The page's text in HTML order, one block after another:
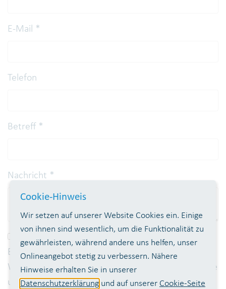
E-Mail *
Telefon
Betreff *
Nachricht *
Ich willige ein, dass meine Daten zur
Beantwortung meiner Anfrage verarbeitet werden.
Weitere Informationen über Ihre Betroffenenrechte
und die Verarbeitung und Speicherung Ihrer
Cookie-Hinweis
Wir setzen auf unserer Website Cookies ein. Einige
von ihnen sind wesentlich, um die Funktionalität zu
gewährleisten, während andere uns helfen, unser
Onlineangebot stetig zu verbessern. Nähere
Hinweise erhalten Sie in unserer
Datenschutzerklärung und auf unserer Cookie-Seite